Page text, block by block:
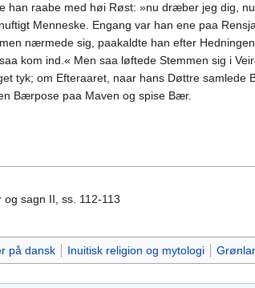
han raabe med høi Røst: »nu dræber jeg dig,
Menneske. Engang var han ene paa
nærmede sig, paakaldte han efter
kom ind.« Men saa løftede Stemmen sig i
tyk; om Efteraaret, naar hans Døttre
Bærpose paa Maven og spise Bær.
og sagn II, ss. 112-113
på dansk Inuitisk religion og mytologi